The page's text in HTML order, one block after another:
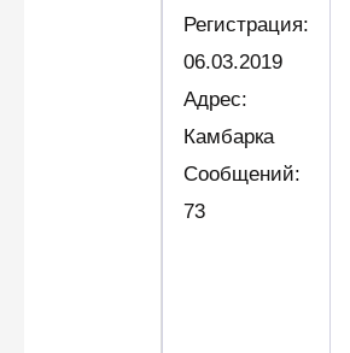
Регистрация:
06.03.2019
Адрес:
Камбарка
Сообщений:
73